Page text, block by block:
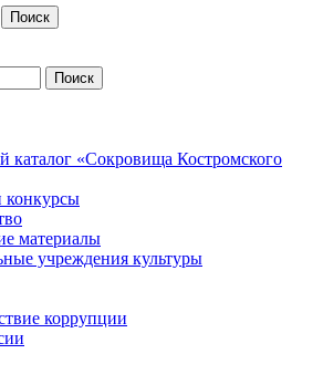
каталог «Сокровища Костромского
конкурсы
материалы
учреждения культуры
коррупции